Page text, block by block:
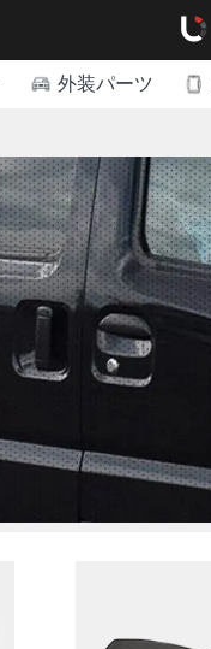
外装パーツ